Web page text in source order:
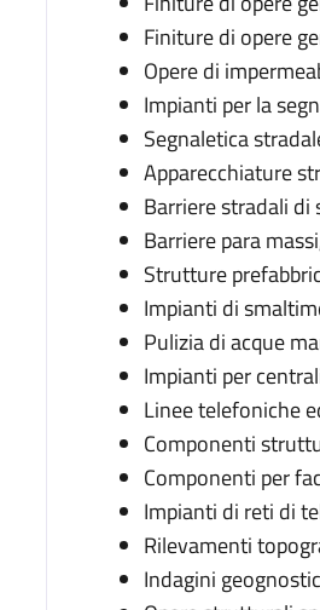
Finiture di opere
Opere di
Impianti per la
Segnaletica
Apparecchiature
Barriere stradali di
Barriere para
Strutture
Impianti di
Pulizia di acque
Impianti per
Linee telefoniche
Componenti
Componenti per
Impianti di reti di
Rilevamenti
Indagini